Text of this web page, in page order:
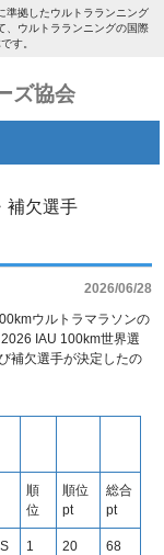
準拠したウルトラランニング
、ウルトラランニングの国際
す。
ズ協会
補欠選手
2026/06/28
ウルトラマラソンの
IAU 100km世界選
補欠選手が決定したの
順
位
順位
pt
総合
pt
1 20 68